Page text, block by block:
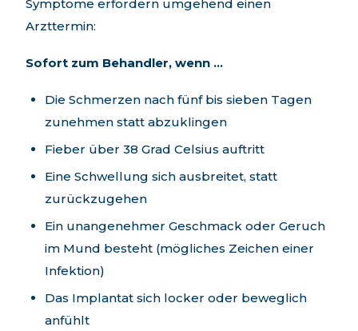
Symptome erfordern umgehend einen
Arzttermin:
Sofort zum Behandler, wenn …
Die Schmerzen nach fünf bis sieben Tagen
zunehmen statt abzuklingen
Fieber über 38 Grad Celsius auftritt
Eine Schwellung sich ausbreitet, statt
zurückzugehen
Ein unangenehmer Geschmack oder Geruch
im Mund besteht (mögliches Zeichen einer
Infektion)
Das Implantat sich locker oder beweglich
anfühlt